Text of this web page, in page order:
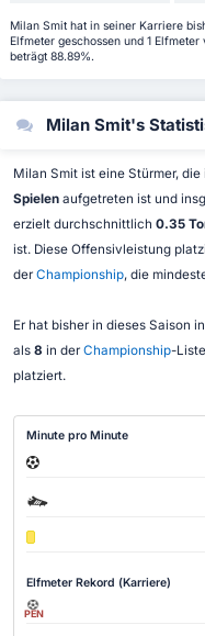
Milan Smit hat in seiner Karriere
Elfmeter geschossen und 1
beträgt 88.89%.
Milan Smit's
Milan Smit ist eine Stürmer, die
Spielenaufgetreten ist und
erzielt durchschnittlich 0.35
ist. Diese Offensivleistung
der Championship, die
Er hat bisher in dieses Saison
als 8 in der Championship-
platziert.
Minute pro Minute
Elfmeter Rekord (Karriere)
PEN